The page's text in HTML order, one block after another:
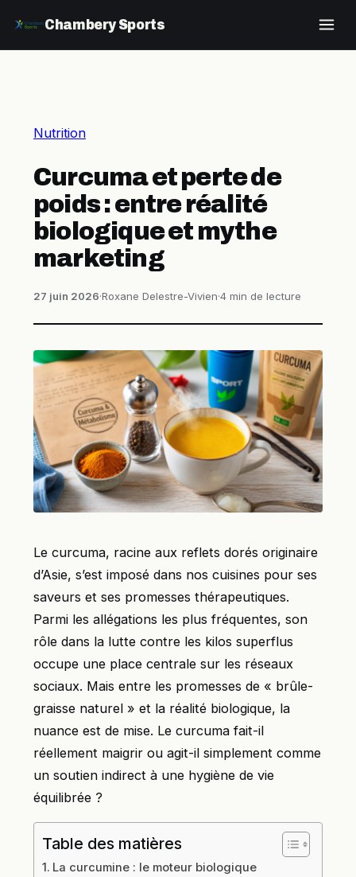
Chambery Sports
Nutrition
Curcuma et perte de
poids : entre réalité
biologique et mythe
marketing
27 juin 2026·Roxane Delestre-Vivien·4 min de lecture
Le curcuma, racine aux reflets dorés originaire
d’Asie, s’est imposé dans nos cuisines pour ses
saveurs et ses promesses thérapeutiques.
Parmi les allégations les plus fréquentes, son
rôle dans la lutte contre les kilos superflus
occupe une place centrale sur les réseaux
sociaux. Mais entre les promesses de « brûle-
graisse naturel » et la réalité biologique, la
nuance est de mise. Le curcuma fait-il
réellement maigrir ou agit-il simplement comme
un soutien indirect à une hygiène de vie
équilibrée ?
Table des matières
La curcumine : le moteur biologique